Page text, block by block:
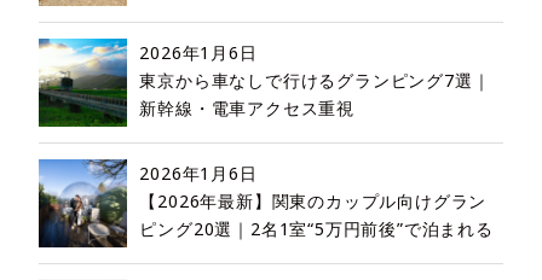
2026年1月6日
東京から車なしで行けるグランピング7選｜
新幹線・電車アクセス重視
2026年1月6日
【2026年最新】関東のカップル向けグラン
ピング20選｜2名1室“5万円前後”で泊まれる